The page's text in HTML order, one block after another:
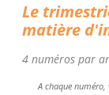
Le
matière
4 numéros par
A chaque